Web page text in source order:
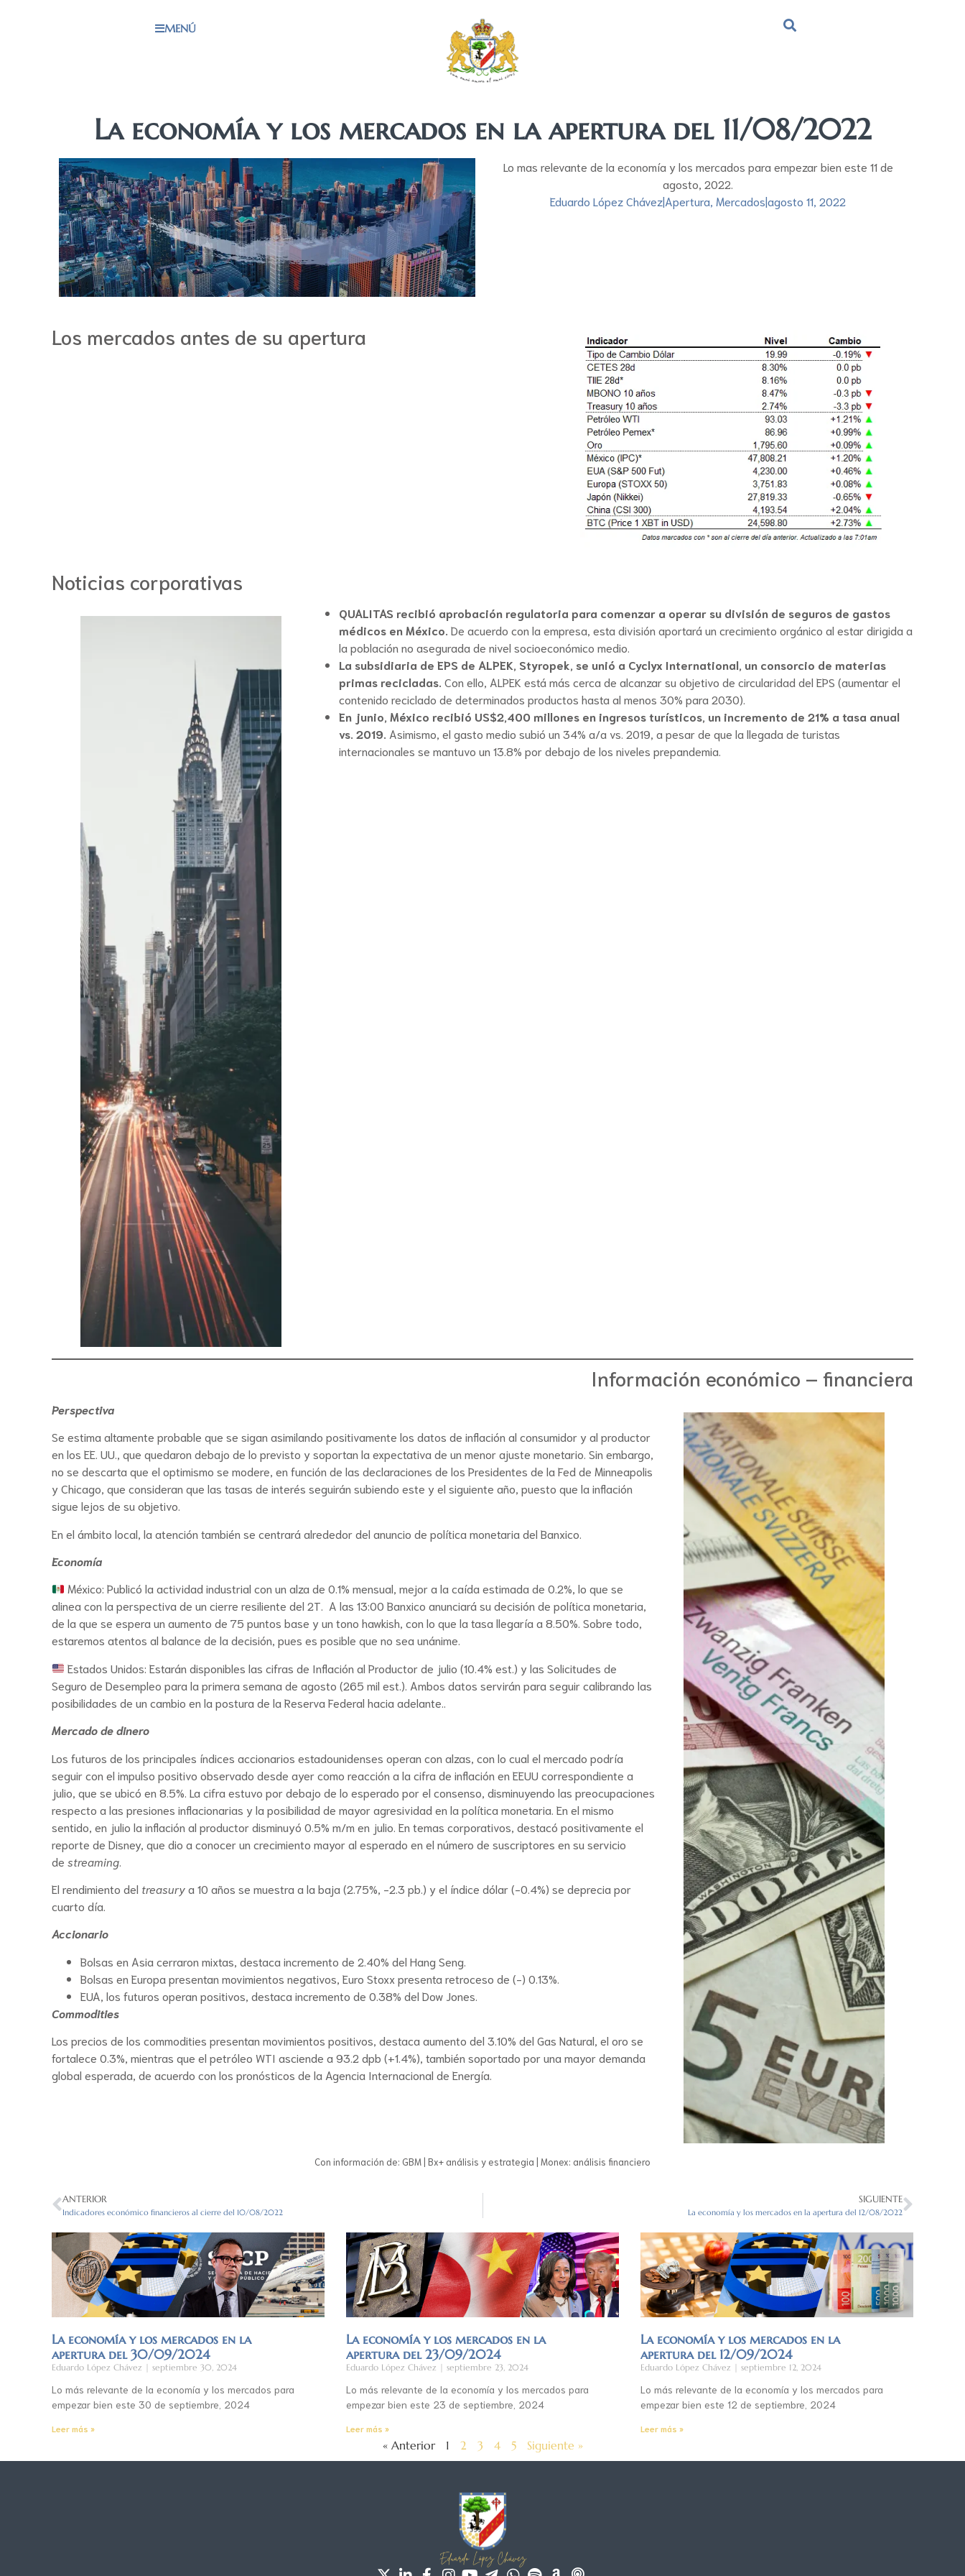
MENÚ
La economía y los mercados en la apertura del 11/08/2022
Lo mas relevante de la economía y los mercados para empezar bien este 11 de
agosto, 2022.
Eduardo López Chávez|Apertura Mercados|agosto 11, 2022
Los mercados antes de su apertura
Noticias corporativas
QUALITAS recibió aprobación regulatoria para comenzar a operar su división de seguros de gastos
médicos en México. De acuerdo con la empresa, esta división aportará un crecimiento orgánico al estar dirigida a
la población no asegurada de nivel socioeconómico medio.
La subsidiaria de EPS de ALPEK, Styropek, se unió a Cyclyx International, un consorcio de materias
primas recicladas. Con ello, ALPEK está más cerca de alcanzar su objetivo de circularidad del EPS (aumentar el
contenido reciclado de determinados productos hasta al menos 30% para 2030).
En junio, México recibió US$2,400 millones en ingresos turísticos, un incremento de 21% a tasa anual
vs. 2019. Asimismo, el gasto medio subió un 34% a/a vs. 2019, a pesar de que la llegada de turistas
internacionales se mantuvo un 13.8% por debajo de los niveles prepandemia.
Información económico – financiera
Perspectiva
Se estima altamente probable que se sigan asimilando positivamente los datos de inflación al consumidor y al productor
en los EE. UU., que quedaron debajo de lo previsto y soportan la expectativa de un menor ajuste monetario. Sin embargo,
no se descarta que el optimismo se modere, en función de las declaraciones de los Presidentes de la Fed de Minneapolis
y Chicago, que consideran que las tasas de interés seguirán subiendo este y el siguiente año, puesto que la inflación
sigue lejos de su objetivo.
En el ámbito local, la atención también se centrará alrededor del anuncio de política monetaria del Banxico.
Economía
México: Publicó la actividad industrial con un alza de 0.1% mensual, mejor a la caída estimada de 0.2%, lo que se
alinea con la perspectiva de un cierre resiliente del 2T. A las 13:00 Banxico anunciará su decisión de política monetaria,
de la que se espera un aumento de 75 puntos base y un tono hawkish, con lo que la tasa llegaría a 8.50%. Sobre todo,
estaremos atentos al balance de la decisión, pues es posible que no sea unánime.
Estados Unidos: Estarán disponibles las cifras de Inflación al Productor de julio (10.4% est.) y las Solicitudes de
Seguro de Desempleo para la primera semana de agosto (265 mil est.). Ambos datos servirán para seguir calibrando las
posibilidades de un cambio en la postura de la Reserva Federal hacia adelante..
Mercado de dinero
Los futuros de los principales índices accionarios estadounidenses operan con alzas, con lo cual el mercado podría
seguir con el impulso positivo observado desde ayer como reacción a la cifra de inflación en EEUU correspondiente a
julio, que se ubicó en 8.5%. La cifra estuvo por debajo de lo esperado por el consenso, disminuyendo las preocupaciones
respecto a las presiones inflacionarias y la posibilidad de mayor agresividad en la política monetaria. En el mismo
sentido, en julio la inflación al productor disminuyó 0.5% m/m en julio. En temas corporativos, destacó positivamente el
reporte de Disney, que dio a conocer un crecimiento mayor al esperado en el número de suscriptores en su servicio
de streaming
El rendimiento del treasurya 10 años se muestra a la baja (2.75%, -2.3 pb.) y el índice dólar (-0.4%) se deprecia por
cuarto día.
Accionario
Bolsas en Asia cerraron mixtas, destaca incremento de 2.40% del Hang Seng.
Bolsas en Europa presentan movimientos negativos, Euro Stoxx presenta retroceso de (-) 0.13%.
EUA, los futuros operan positivos, destaca incremento de 0.38% del Dow Jones.
Commodities
Los precios de los commodities presentan movimientos positivos, destaca aumento del 3.10% del Gas Natural, el oro se
fortalece 0.3%, mientras que el petróleo WTI asciende a 93.2 dpb (+1.4%), también soportado por una mayor demanda
global esperada, de acuerdo con los pronósticos de la Agencia Internacional de Energía.
Con información de: GBM | Bx+ análisis y estrategia | Monex: análisis financiero
ANTERIOR
Indicadores económico financieros al cierre del 10/08/2022
SIGUIENTE
La economía y los mercados en la apertura del 12/08/2022
La economía y los mercados en la
apertura del 30/09/2024
Eduardo López Chávez septiembre 30, 2024
Lo más relevante de la economía y los mercados para
empezar bien este 30 de septiembre, 2024
Leer más »
La economía y los mercados en la
apertura del 23/09/2024
Eduardo López Chávez septiembre 23, 2024
Lo más relevante de la economía y los mercados para
empezar bien este 23 de septiembre, 2024
Leer más »
La economía y los mercados en la
apertura del 12/09/2024
Eduardo López Chávez septiembre 12, 2024
Lo más relevante de la economía y los mercados para
empezar bien este 12 de septiembre, 2024
Leer más »
« Anterior 1 2 3 4 5 Siguiente »